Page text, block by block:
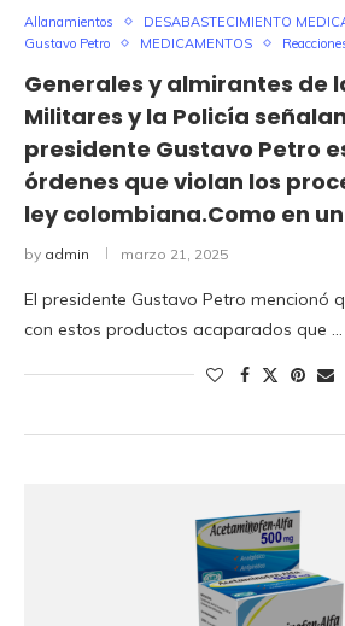
Allanamientos
DESABASTECIMIENTO
Gustavo Petro
MEDICAMENTOS
Generales y almirantes de
Militares y la Policía
presidente Gustavo Petro
órdenes que violan los
ley colombiana.Como en
by admin marzo 21, 2025
El presidente Gustavo Petro mencionó
con estos productos acaparados que …